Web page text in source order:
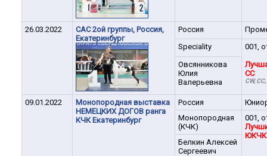
26.03.2022
САС 2ой группы, Россия,
Екатеринбург
Россия
Speciality
001,
CC
CW,
Овсянникова
Юлия
Валерьевна
09.01.2022
Монопородная выставка
НЕМЕЦКИХ ДОГОВ ранга
КЧК Екатеринбург
Россия
Монопородная
(КЧК)
001,
ЮКЧК
Белкин Алексей
Сергеевич